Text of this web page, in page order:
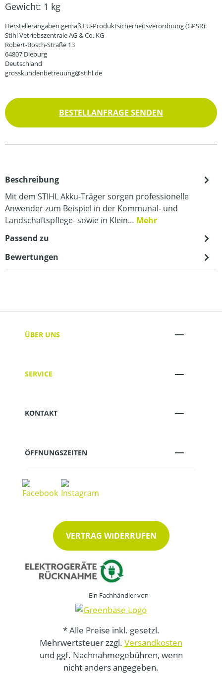
Gewicht: 1 kg
Herstellerangaben gemäß EU-Produktsicherheitsverordnung (GPSR):
Stihl Vetriebszentrale AG & Co. KG
Robert-Bosch-Straße 13
64807 Dieburg
Deutschland
grosskundenbetreuung@stihl.de
BESTELLANFRAGE SENDEN
Beschreibung
Mit dem STIHL Akku-Träger sorgen professionelle
Anwender zum Beispiel in der Kommunal- und
Landschaftspflege- sowie in Klein… Mehr
Passend zu
Bewertungen
ÜBER UNS
SERVICE
KONTAKT
ÖFFNUNGSZEITEN
VERTRAG WIDERRUFEN
Ein Fachhändler von
* Alle Preise inkl. gesetzl.
Mehrwertsteuer zzgl. Versandkosten
und ggf. Nachnahmegebühren, wenn
nicht anders angegeben.